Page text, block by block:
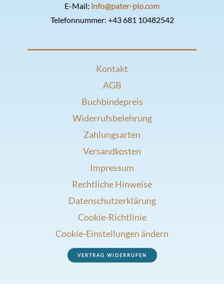
E-Mail: info@pater-pio.com
Telefonnummer: +43 681 10482542
Kontakt
AGB
Buchbindepreis
Widerrufsbelehrung
Zahlungsarten
Versandkosten
Impressum
Rechtliche Hinweise
Datenschutzerklärung
Cookie-Richtlinie
Cookie-Einstellungen ändern
VERTRAG WIDERRUFEN